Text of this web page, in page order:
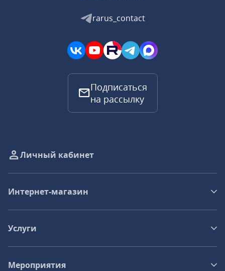
rarus_contact
Подписаться
на рассылку
Личный кабинет
Интернет-магазин
Услуги
Мероприятия